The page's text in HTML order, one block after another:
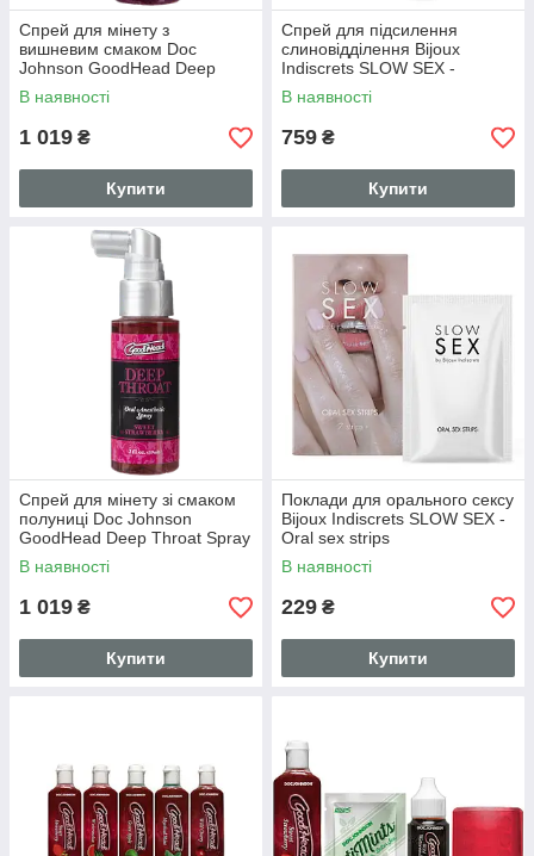
Спрей для мінету з
вишневим смаком Doc
Johnson GoodHead Deep
Throat Spray – Wild Cherry, 59
мл (SO2800)
В наявності
1 019 ₴
Купити
Спрей для підсилення
слиновідділення Bijoux
Indiscrets SLOW SEX -
Mouatering spray
В наявності
759 ₴
Купити
Спрей для мінету зі смаком
полуниці Doc Johnson
GoodHead Deep Throat Spray
– Sweet Strawberry, 59 мл
(SO2801)
В наявності
1 019 ₴
Купити
Поклади для орального сексу
Bijoux Indiscrets SLOW SEX -
Oral sex strips
В наявності
229 ₴
Купити